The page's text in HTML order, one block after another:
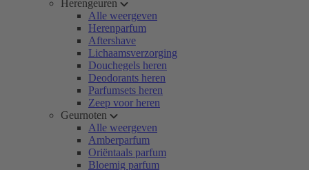
Herengeuren
Alle weergeven
Herenparfum
Aftershave
Lichaamsverzorging
Douchegels heren
Deodorants heren
Parfumsets heren
Zeep voor heren
Geurnoten
Alle weergeven
Amberparfum
Oriëntaals parfum
Bloemig parfum